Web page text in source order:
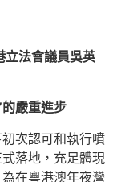
立法會議員吳英
嚴重進步
次認可和執行噴
落地，充足體現
在粵港澳年夜灣